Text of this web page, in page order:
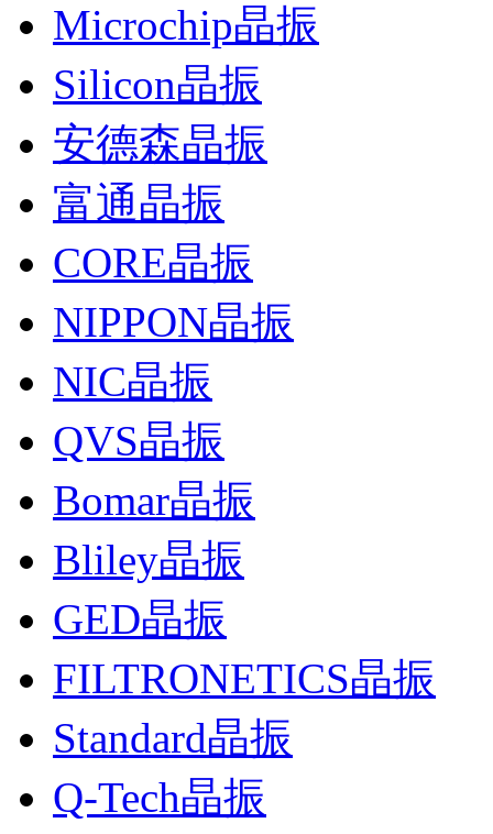
Microchip晶振
Silicon晶振
安德森晶振
富通晶振
CORE晶振
NIPPON晶振
NIC晶振
QVS晶振
Bomar晶振
Bliley晶振
GED晶振
FILTRONETICS晶振
Standard晶振
Q-Tech晶振